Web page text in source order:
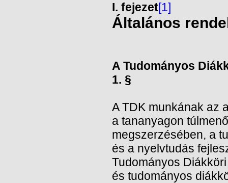
I. fejezet[1]
Általános
A Tudományos
1. §
A TDK munkának az
a tananyagon
megszerzésében, a
és a nyelvtudás
Tudományos
és tudományos